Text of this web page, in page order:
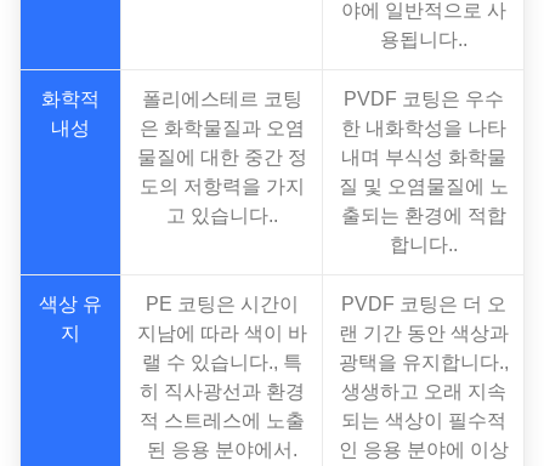
야에 일반적으로 사
용됩니다..
화학적
내성
폴리에스테르 코팅
은 화학물질과 오염
물질에 대한 중간 정
도의 저항력을 가지
고 있습니다..
PVDF 코팅은 우수
한 내화학성을 나타
내며 부식성 화학물
질 및 오염물질에 노
출되는 환경에 적합
합니다..
색상 유
지
PE 코팅은 시간이
지남에 따라 색이 바
랠 수 있습니다., 특
히 직사광선과 환경
적 스트레스에 노출
된 응용 분야에서.
PVDF 코팅은 더 오
랜 기간 동안 색상과
광택을 유지합니다.,
생생하고 오래 지속
되는 색상이 필수적
인 응용 분야에 이상